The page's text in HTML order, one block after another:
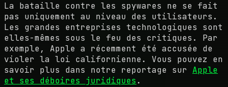
La bataille contre les spywares ne se fait
pas uniquement au niveau des utilisateurs.
Les grandes entreprises technologiques sont
elles-mêmes sous le feu des critiques. Par
exemple, Apple a récemment été accusée de
violer la loi californienne. Vous pouvez en
savoir plus dans notre reportage sur Apple
et ses déboires juridiques .